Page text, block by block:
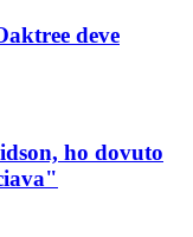
deve
ho dovuto